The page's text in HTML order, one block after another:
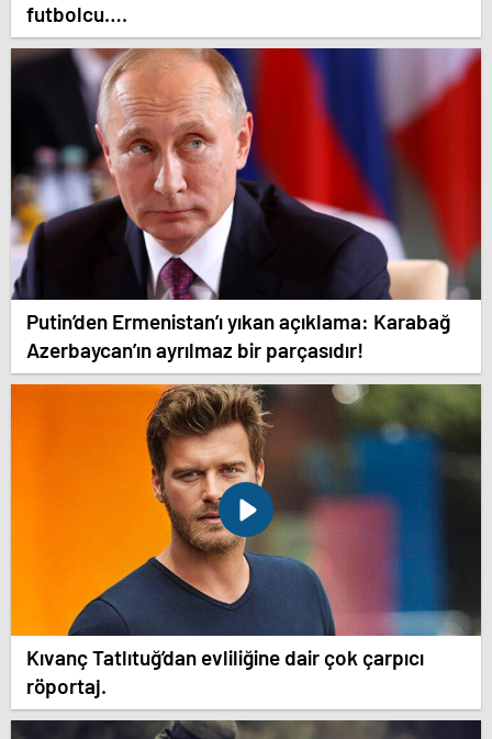
futbolcu….
Putin’den Ermenistan’ı yıkan açıklama: Karabağ
Azerbaycan’ın ayrılmaz bir parçasıdır!
Kıvanç Tatlıtuğ’dan evliliğine dair çok çarpıcı
röportaj.